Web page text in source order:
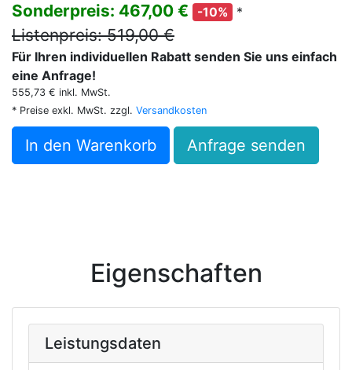
Sonderpreis: 467,00 € -10% *
Listenpreis: 519,00 €
Für Ihren individuellen Rabatt senden Sie uns einfach
eine Anfrage!
555,73 € inkl. MwSt.
* Preise exkl. MwSt. zzgl. Versandkosten
In den Warenkorb Anfrage senden
Eigenschaften
Leistungsdaten